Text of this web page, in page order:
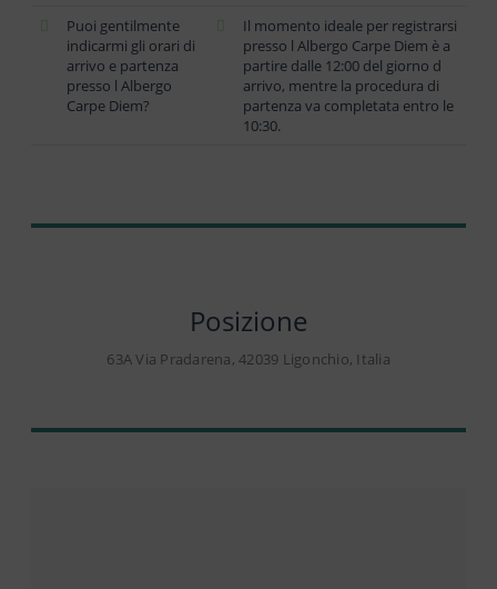
Puoi gentilmente
indicarmi gli orari di
arrivo e partenza
presso l Albergo
Carpe Diem?
Il momento ideale per registrarsi
presso l Albergo Carpe Diem è a
partire dalle 12:00 del giorno d
arrivo, mentre la procedura di
partenza va completata entro le
10:30.
Posizione
63A Via Pradarena, 42039 Ligonchio, Italia